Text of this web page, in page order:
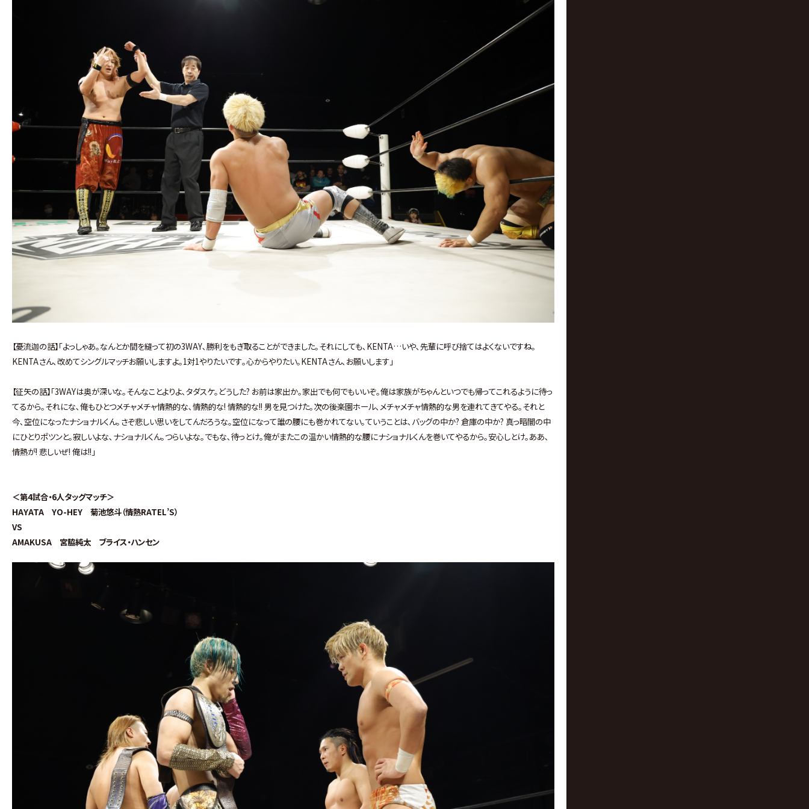
【憂流迦の話】｢よっしゃあ｡なんとか間を縫って初の3WAY､勝利をもぎ取ることができました｡それにしても､KENTA…いや､先輩に呼び捨てはよくないですね｡
KENTAさん､改めてシングルマッチお願いしますよ｡1対1やりたいです｡心からやりたい｡KENTAさん､お願いします｣
【征矢の話】｢3WAYは奥が深いな｡そんなことよりよ､タダスケ｡どうした? お前は家出か｡家出でも何でもいいぞ｡俺は家族がちゃんといつでも帰ってこれるように待っ
てるから｡それにな､俺もひとつメチャメチャ情熱的な､情熱的な! 情熱的な!! 男を見つけた｡次の後楽園ホール､メチャメチャ情熱的な男を連れてきてやる｡それと
今､空位になったナショナルくん｡さぞ悲しい思いをしてんだろうな｡空位になって誰の腰にも巻かれてない｡ていうことは､バッグの中か? 倉庫の中か? 真っ暗闇の中
にひとりポツンと｡寂しいよな､ナショナルくん｡つらいよな｡でもな､待っとけ｡俺がまたこの温かい情熱的な腰にナショナルくんを巻いてやるから｡安心しとけ｡ああ､
情熱が! 悲しいぜ! 俺は!!｣
＜第4試合・6人タッグマッチ＞
HAYATA YO-HEY 菊池悠斗（情熱RATEL’S）
VS
AMAKUSA 宮脇純太 ブライス・ハンセン